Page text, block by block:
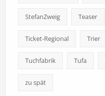
StefanZweig Teaser
Ticket-Regional Trier
Tuchfabrik Tufa
zu spät